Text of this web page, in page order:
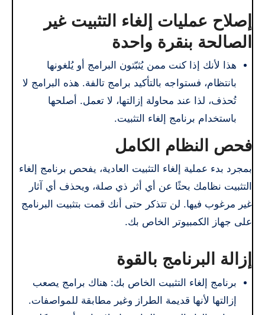
إصلاح عمليات إلغاء التثبيت غير
الصالحة بنقرة واحدة
هذا لأنك إذا كنت ممن يُثبّتون البرامج أو يُلغونها
بانتظام، فستواجه بالتأكيد برامج تالفة. هذه البرامج لا
تُحذف، لذا عند محاولة إزالتها، لا تعمل. أصلحها
باستخدام برنامج إلغاء التثبيت.
فحص النظام الكامل
بمجرد بدء عملية إلغاء التثبيت العادية، يفحص برنامج إلغاء
التثبيت نظامك بحثًا عن أي أثر ذي صلة، ويحذف أي آثار
غير مرغوب فيها. لن تتذكر حتى أنك قمت بتثبيت البرنامج
على جهاز الكمبيوتر الخاص بك.
إزالة البرنامج بالقوة
برنامج إلغاء التثبيت الخاص بك: هناك برامج يصعب
إزالتها لأنها قديمة الطراز وغير مطابقة للمواصفات.